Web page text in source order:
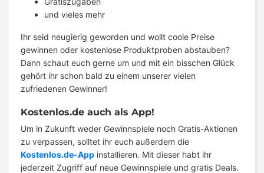
und vieles mehr
Ihr seid neugierig geworden und wollt coole Preise
gewinnen oder kostenlose Produktproben abstauben?
Dann schaut euch gerne um und mit ein bisschen Glück
gehört ihr schon bald zu einem unserer vielen
zufriedenen Gewinner!
Kostenlos.de auch als App!
Um in Zukunft weder Gewinnspiele noch Gratis-Aktionen
zu verpassen, solltet ihr euch außerdem die
Kostenlos.de-App installieren. Mit dieser habt ihr
jederzeit Zugriff auf neue Gewinnspiele und gratis Deals.